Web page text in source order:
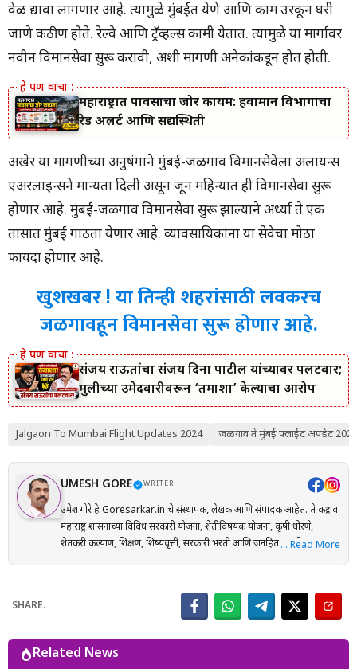
वेळ द्यावा लागणार आहे. त्यामुळे मुंबईत येणे आणि काम उरकून घरी
जाणे कठीण होते. रेल्वे आणि ट्रॅव्हल्स कामी येतात. त्यामुळे या मार्गावर
नवीन विमानसेवा सुरू करावी, अशी मागणी अनेकांकडून होत होती.
महाराष्ट्रात पावसाचा जोर कायम: हवामान विभागाचा
रेड अलर्ट आणि सद्यस्थिती
अखेर या मागणीच्या अनुषंगाने मुंबई-जळगाव विमानसेवेला अलायन्स
एअरलाइन्सने मान्यता दिली असून जून महिन्यात ही विमानसेवा सुरू
होणार आहे. मुंबई-जळगाव विमानसेवा सुरू झाल्याने अर्ध्या ते एक
तासात मुंबई गाठता येणार आहे. व्यावसायिकांना या सेवेचा मोठा
फायदा होणार आहे.
खुशखबर ! या तिन्ही शहरांसाठी लवकरच
जळगावहून विमानसेवा सुरू होणार आहे.
संजय राऊतांचा संजय दिना पाटील यांच्यावर पलटवार;
मुलीच्या उमेदवारीवरून ‘तमाशा’ केल्याचा आरोप
Jalgaon To Mumbai Flight Updates 2024 जळगाव ते मुंबई फ्लाईट अपडेट 2024
UMESH GORE WRITER
उमेश गोरे हे Goresarkar.in चे संस्थापक, लेखक आणि संपादक आहेत. ते केंद्र व
महाराष्ट्र शासनाच्या विविध सरकारी योजना, शेतीविषयक योजना, कृषी धोरणे,
शेतकरी कल्याण, शिक्षण, शिष्यवृत्ती, सरकारी भरती आणि जनहिताच्या विषयांवर
आणि संबंधित अधिकृत स्रोतांचा संदर्भ घेऊन माहितीची पडताळणी केली जाते.
वाचकांना अर्ज प्रक्रिया, पात्रता, आवश्यक कागदपत्रे, लाभ, अंतिम मुदत आणि
भर असतो. Goresarkar.in चा उद्देश महाराष्ट्रातील शेतकरी, विद्यार्थी, महिला,
युवक आणि सर्वसामान्य नागरिकांपर्यंत विश्वासार्ह, अद्ययावत आणि उपयुक्त माहिती
… Read More
SHARE.
Related News